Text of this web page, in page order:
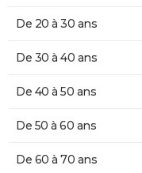
De 20 à 30 ans
De 30 à 40 ans
De 40 à 50 ans
De 50 à 60 ans
De 60 à 70 ans